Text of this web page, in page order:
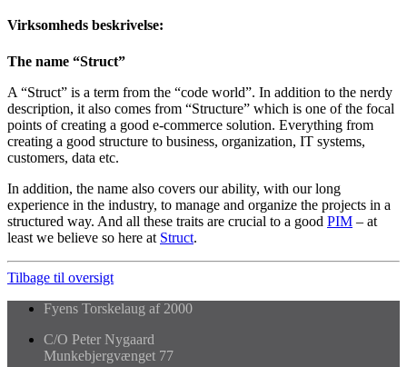
Virksomheds beskrivelse:
The name “Struct”
A “Struct” is a term from the “code world”. In addition to the nerdy
description, it also comes from “Structure” which is one of the focal
points of creating a good e-commerce solution. Everything from
creating a good structure to business, organization, IT systems,
customers, data etc.
In addition, the name also covers our ability, with our long
experience in the industry, to manage and organize the projects in a
structured way. And all these traits are crucial to a good PIM – at
least we believe so here at Struct.
Tilbage til oversigt
Fyens Torskelaug af 2000
C/O Peter Nygaard
Munkebjergvænget 77